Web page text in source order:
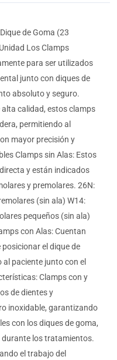
de Goma (23
Los Clamps
para ser utilizados
junto con diques de
absoluto y seguro.
calidad, estos clamps
permitiendo al
mayor precisión y
Clamps sin Alas: Estos
y están indicados
y premolares. 26N:
(sin ala) W14:
pequeños (sin ala)
con Alas: Cuentan
el dique de
paciente junto con el
Clamps con y
de dientes y
inoxidable, garantizando
con los diques de goma,
los tratamientos.
el trabajo del